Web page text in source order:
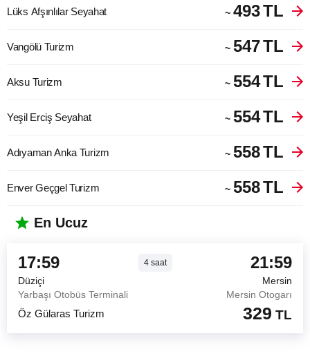
Lüks Afşınlılar Seyahat ~ 493TL
Vangölü Turizm ~ 547TL
Aksu Turizm ~ 554TL
Yeşil Erciş Seyahat ~ 554TL
Adıyaman Anka Turizm ~ 558TL
Enver Geçgel Turizm ~ 558TL
En Ucuz
17:59 4saat 21:59
Düziçi
Mersin
Yarbaşı Otobüs Terminali
Mersin Otogarı
Öz Gülaras Turizm 329 TL